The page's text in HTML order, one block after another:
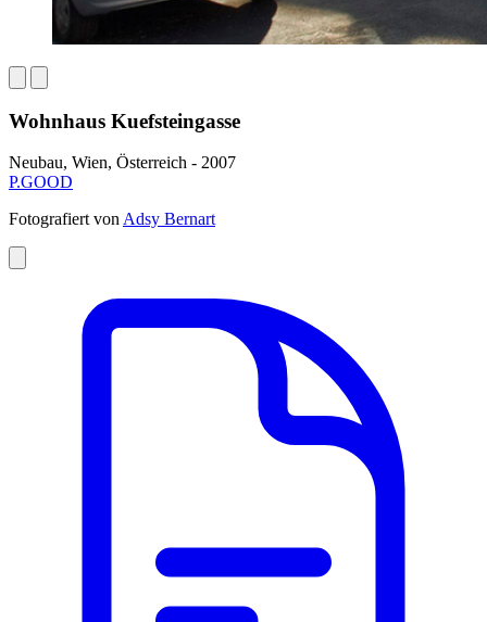
Wohnhaus Kuefsteingasse
Neubau, Wien, Österreich - 2007
P.GOOD
Fotografiert vonAdsy Bernart